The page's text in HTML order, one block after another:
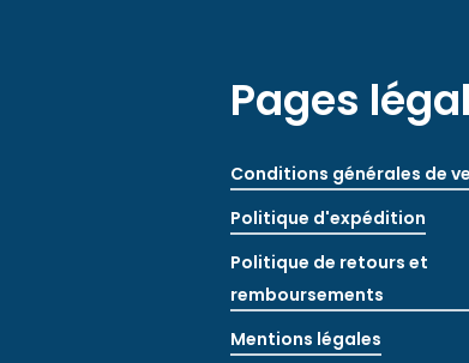
Pages
Conditions générales de
Politique d'expédition
Politique de retours et
remboursements
Mentions légales